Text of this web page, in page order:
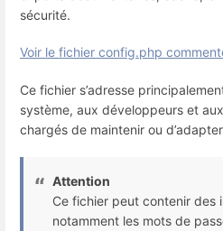
sécurité.
Voir le fichier config.php
Ce fichier s’adresse
système, aux développeurs et
chargés de maintenir ou
Attention
Ce fichier peut contenir des
notamment les mots de